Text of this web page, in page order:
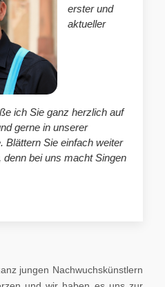
erster und
aktueller
ich Sie ganz herzlich auf
gerne in unserer
Blättern Sie einfach weiter
bei uns macht Singen
jungen Nachwuchskünstlern